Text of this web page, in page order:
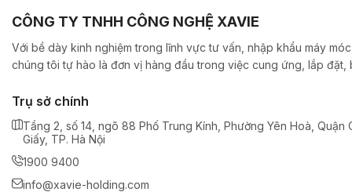
CÔNG TY TNHH CÔNG NGHỆ XAVIE
Với bề dày kinh nghiệm trong lĩnh vực tư vấn, nhập khẩu máy
chúng tôi tự hào là đơn vị hàng đầu trong việc cung ứng, lắp đặt,
Trụ sở chính
Tầng 2, số 14, ngõ 88 Phố Trung Kính, Phường Yên Hoà, Quận
Giấy, TP. Hà Nội
1900 9400
info@xavie-holding.com